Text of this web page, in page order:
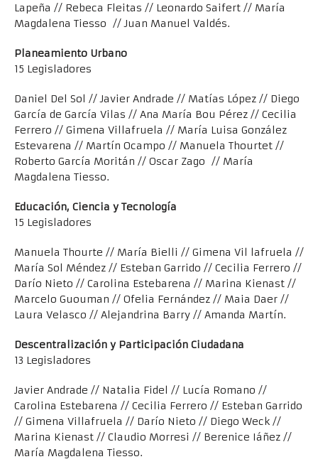
Lapeña // Rebeca Fleitas // Leonardo Saifert // María
Magdalena Tiesso // Juan Manuel Valdés.
Planeamiento Urbano
15 Legisladores
Daniel Del Sol // Javier Andrade // Matías López // Diego
García de García Vilas // Ana María Bou Pérez // Cecilia
Ferrero // Gimena Villafruela // María Luisa González
Estevarena // Martín Ocampo // Manuela Thourtet //
Roberto García Moritán // Oscar Zago // María
Magdalena Tiesso.
Educación, Ciencia y Tecnología
15 Legisladores
Manuela Thourte // María Bielli // Gimena Vil lafruela //
María Sol Méndez // Esteban Garrido // Cecilia Ferrero //
Darío Nieto // Carolina Estebarena // Marina Kienast //
Marcelo Guouman // Ofelia Fernández // Maia Daer //
Laura Velasco // Alejandrina Barry // Amanda Martín.
Descentralización y Participación Ciudadana
13 Legisladores
Javier Andrade // Natalia Fidel // Lucía Romano //
Carolina Estebarena // Cecilia Ferrero // Esteban Garrido
// Gimena Villafruela // Darío Nieto // Diego Weck //
Marina Kienast // Claudio Morresi // Berenice Iáñez //
María Magdalena Tiesso.